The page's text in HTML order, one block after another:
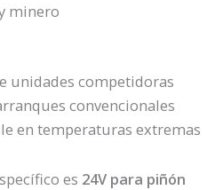
minero
unidades competidoras
convencionales
en temperaturas extremas
es 24V para piñón